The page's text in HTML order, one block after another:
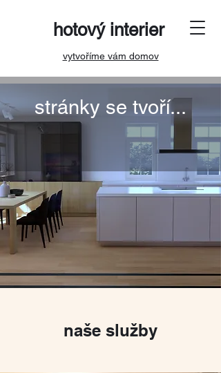
hotový interier
vytvoříme vám domov
stránky se tvoří...
naše služby